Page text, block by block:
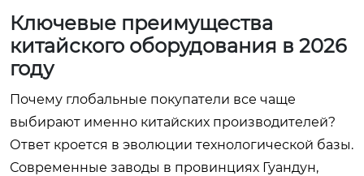
Ключевые преимущества
китайского оборудования в 2026
году
Почему глобальные покупатели все чаще
выбирают именно китайских производителей?
Ответ кроется в эволюции технологической базы.
Современные заводы в провинциях Гуандун,